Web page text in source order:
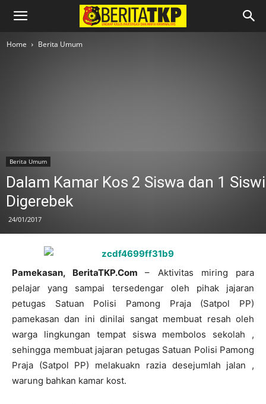
Home Berita Umum
Berita Umum
Dalam Kamar Kos 2 Siswa dan 1 Siswi
Digerebek
24/01/2017
Pamekasan, BeritaTKP.Com– Aktivitas miring para
pelajar yang sampai tersedengar oleh pihak jajaran
petugas Satuan Polisi Pamong Praja (Satpol PP)
pamekasan dan ini dinilai sangat membuat resah oleh
warga lingkungan tempat siswa membolos sekolah ,
sehingga membuat jajaran petugas Satuan Polisi Pamong
Praja (Satpol PP) melakuakn razia desejumlah jalan ,
warung bahkan kamar kost.